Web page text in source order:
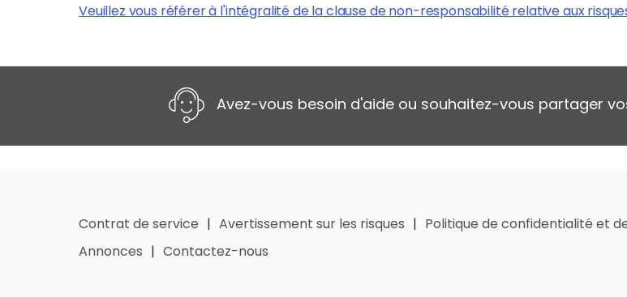
Veuillez vous référer à l'intégralité de la clause de non-responsabilité relative aux
Avez-vous besoin d'aide ou souhaitez-vous partager
Contrat de service Avertissement sur les risques
Politique de confidentialité et
Annonces
Contactez-nous